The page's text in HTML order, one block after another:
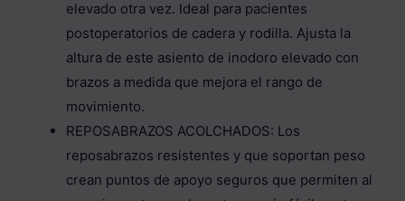
elevado otra vez. Ideal para pacientes
postoperatorios de cadera y rodilla. Ajusta la
altura de este asiento de inodoro elevado con
brazos a medida que mejora el rango de
movimiento.
REPOSABRAZOS ACOLCHADOS: Los
reposabrazos resistentes y que soportan peso
crean puntos de apoyo seguros que permiten al